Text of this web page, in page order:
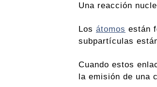
Una reacción
Los átomos están
subpartículas
Cuando estos
la emisión de una